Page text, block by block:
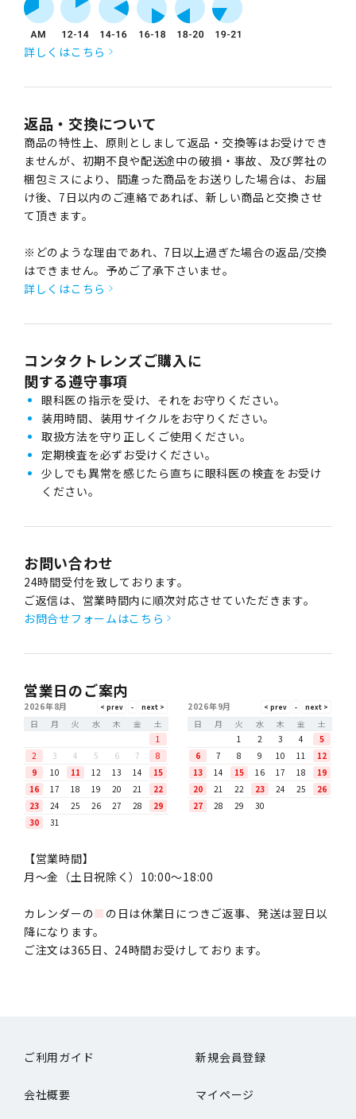
詳しくはこちら
返品・交換について
商品の特性上、原則としまして返品・交換等はお受けでき
ませんが、初期不良や配送途中の破損・事故、及び弊社の
梱包ミスにより、間違った商品をお送りした場合は、お届
け後、7日以内のご連絡であれば、新しい商品と交換させ
て頂きます。
※どのような理由であれ、7日以上過ぎた場合の返品/交換
はできません。予めご了承下さいませ。
詳しくはこちら
コンタクトレンズご購入に
関する遵守事項
眼科医の指示を受け、それをお守りください。
装用時間、装用サイクルをお守りください。
取扱方法を守り正しくご使用ください。
定期検査を必ずお受けください。
少しでも異常を感じたら直ちに眼科医の検査をお受け
ください。
お問い合わせ
24時間受付を致しております。
ご返信は、営業時間内に順次対応させていただきます。
お問合せフォームはこちら
営業日のご案内
2026年8月
日
月 火 水 木 金
土
1
2
3 4 5 6 7
8
9
10 11 12 13 14
15
16
17 18 19 20 21
22
23
24 25 26 27 28
29
30
31
2026年9月
日
月 火 水 木 金
土
1
2 3 4
5
6
7 8 9 10 11
12
13
14 15 16 17 18
19
20
21 22 23 24 25
26
27
28 29 30
【営業時間】
月〜金（土日祝除く）10:00～18:00
カレンダーの■ の日は休業日につきご返事、発送は翌日以
降になります。
ご注文は365日、24時間お受けしております。
ご利用ガイド 新規会員登録
会社概要 マイページ